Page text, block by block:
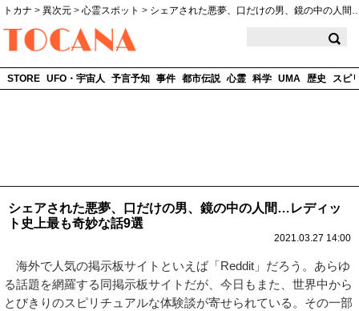
トカナ > 異次元 > 心霊スポット > シェアされた悪夢、口だけの男、鏡の中の人間
STORE UFO・宇宙人 予言予知 事件 都市伝説 心霊 科学 UMA 歴史 スピ
シェアされた悪夢、口だけの男、鏡の中の人間…レディッ
ト史上最も奇妙な話9選
2021.03.27 14:00
海外で人気の掲示板サイトといえば「Reddit」だろう。あらゆ
る話題を網羅する同掲示板サイトだが、今日もまた、世界中から
とびきりのスピリチュアルな体験談が寄せられている。その一部